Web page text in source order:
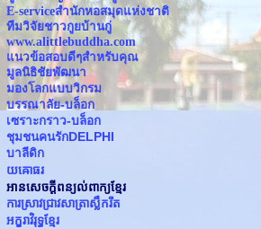
E-serviceสำนักหอสมุดแห่งชาติ
ทีมวิจัยชาวกูยบ้านกู่
www.alittlebuddha.com
แนวข้อสอบดีๆสำหรับคุณ
มูลนิธิชัยพัฒนา
มองโลกแบบวิกรม
บรรณาลัย-บล็อก
เซราะกราว-บล็อก
ชุมชนคนรักDELPHI
บาลีดิก
យឝោធរ
អានសេចក្ដីពន្យល់ពាក្យខ្មែរ
ការស្រាវជ្រាវសាត្រាស្លឹករឹត
អក្ខរាវិរុទ្ធខ្មែរ